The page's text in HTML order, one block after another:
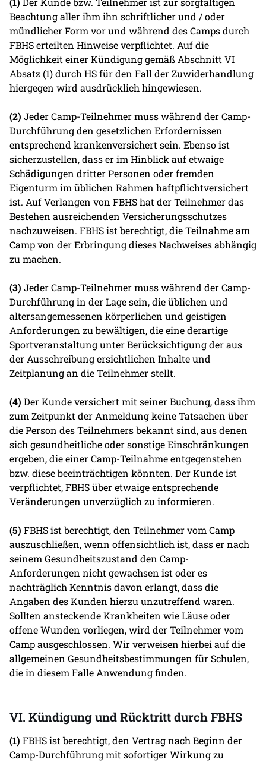
Beachtung aller ihm ihn schriftlicher und / oder
mündlicher Form vor und während des Camps durch
FBHS erteilten Hinweise verpflichtet. Auf die
Möglichkeit einer Kündigung gemäß Abschnitt VI
Absatz (1) durch HS für den Fall der Zuwiderhandlung
hiergegen wird ausdrücklich hingewiesen.
(2) Jeder Camp-Teilnehmer muss während der Camp-
Durchführung den gesetzlichen Erfordernissen
entsprechend krankenversichert sein. Ebenso ist
sicherzustellen, dass er im Hinblick auf etwaige
Schädigungen dritter Personen oder fremden
Eigenturm im üblichen Rahmen haftpflichtversichert
ist. Auf Verlangen von FBHS hat der Teilnehmer das
Bestehen ausreichenden Versicherungsschutzes
nachzuweisen. FBHS ist berechtigt, die Teilnahme am
Camp von der Erbringung dieses Nachweises abhängig
zu machen.
(3) Jeder Camp-Teilnehmer muss während der Camp-
Durchführung in der Lage sein, die üblichen und
altersangemessenen körperlichen und geistigen
Anforderungen zu bewältigen, die eine derartige
Sportveranstaltung unter Berücksichtigung der aus
der Ausschreibung ersichtlichen Inhalte und
Zeitplanung an die Teilnehmer stellt.
(4) Der Kunde versichert mit seiner Buchung, dass ihm
zum Zeitpunkt der Anmeldung keine Tatsachen über
die Person des Teilnehmers bekannt sind, aus denen
sich gesundheitliche oder sonstige Einschränkungen
ergeben, die einer Camp-Teilnahme entgegenstehen
bzw. diese beeinträchtigen könnten. Der Kunde ist
verpflichtet, FBHS über etwaige entsprechende
Veränderungen unverzüglich zu informieren.
(5) FBHS ist berechtigt, den Teilnehmer vom Camp
auszuschließen, wenn offensichtlich ist, dass er nach
seinem Gesundheitszustand den Camp-
Anforderungen nicht gewachsen ist oder es
nachträglich Kenntnis davon erlangt, dass die
Angaben des Kunden hierzu unzutreffend waren.
Sollten ansteckende Krankheiten wie Läuse oder
offene Wunden vorliegen, wird der Teilnehmer vom
Camp ausgeschlossen. Wir verweisen hierbei auf die
allgemeinen Gesundheitsbestimmungen für Schulen,
die in diesem Falle Anwendung finden.
VI. Kündigung und Rücktritt durch FBHS
(1) FBHS ist berechtigt, den Vertrag nach Beginn der
Camp-Durchführung mit sofortiger Wirkung zu